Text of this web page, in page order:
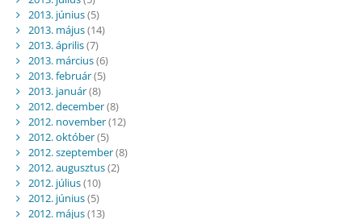
2013. június(5)
2013. május(14)
2013. április(7)
2013. március(6)
2013. február(5)
2013. január(8)
2012. december(8)
2012. november(12)
2012. október(5)
2012. szeptember(8)
2012. augusztus(2)
2012. július(10)
2012. június(5)
2012. május(13)